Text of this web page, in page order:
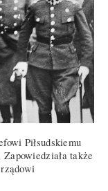
Piłsudskiemu
także